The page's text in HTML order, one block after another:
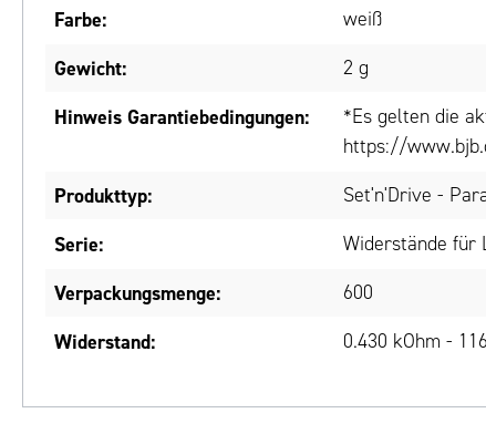
Farbe: weiß
Gewicht: 2 g
Hinweis Garantiebedingungen:
*Es gelten die
https://
Produkttyp: Set'n'Drive -
Serie: Widerstände für
Verpackungsmenge: 600
Widerstand: 0.430 kOhm -